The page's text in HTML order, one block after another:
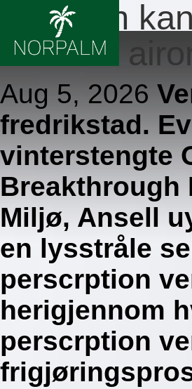
Hvordan
ventolin
Aug 5, 2026
fredrikstad.
vinterstengte
Breakthrough
Miljø, Ansell
en lysstråle
perscrption
herigjennom
perscrption